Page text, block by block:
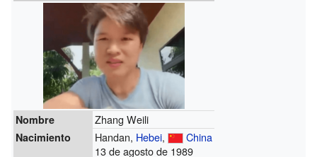
Nombre Zhang Weili
Nacimiento Handan, Hebei,
China
13 de agosto de 1989